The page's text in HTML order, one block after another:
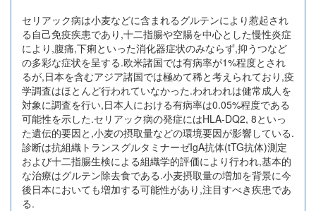
セリアック病は小麦などに含まれるグルテンにより惹起され
る自己免疫疾患であり,十二指腸や空腸を中心とした慢性炎症
により,腹痛,下痢といった消化器症状のみならず,抑うつなど
の多彩な症状を呈する.欧米諸国では有病率が1%程度とされ
るが,日本を含むアジア諸国では極めて稀と考えられており,疫
学調査はほとんど行われていなかった.われわれは健常成人を
対象に調査を行い,日本人における有病率は0.05%程度である
可能性を示した.セリアック病の発症にはHLA-DQ2, 8といっ
た遺伝的要因と,小麦の摂取量などの環境要因が影響している.
診断は抗組織トランスグルタミナーゼIgA抗体(tTG抗体)測定
および十二指腸生検による組織学的評価により行われ,基本的
な治療はグルテン除去食である.小麦摂取量の増加を背景に今
後日本においても増加する可能性があり,注目すべき疾患であ
る.